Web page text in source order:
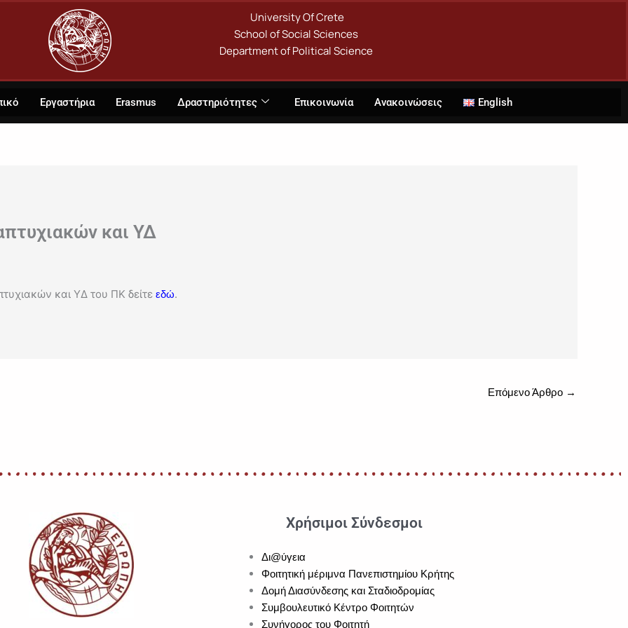
University Of Crete
School of Social Sciences
Department of Political Science
Εργαστήρια Erasmus Δραστηριότητες Επικοινωνία Ανακοινώσεις English
και ΥΔ
και ΥΔ του ΠΚ δείτεεδώ.
Επόμενο Άρθρο →
Χρήσιμοι Σύνδεσμοι
Δι@ύγεια
Φοιτητική μέριμνα Πανεπιστημίου Κρήτης
Δομή Διασύνδεσης και Σταδιοδρομίας
Συμβουλευτικό Κέντρο Φοιτητών
Συνήγορος του Φοιτητή